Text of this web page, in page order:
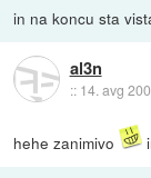
in na koncu sta
al3n
:: 14. avg
hehe zanimivo